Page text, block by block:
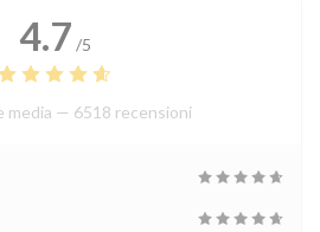
4.7 /5
media — 6518 recensioni